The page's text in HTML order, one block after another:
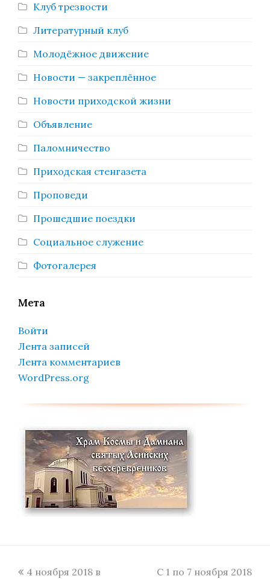
Клуб трезвости
Литературный клуб
Молодёжное движение
Новости — закреплённое
Новости приходской жизни
Объявление
Паломничество
Приходская стенгазета
Проповеди
Прошедшие поездки
Социальное служение
Фотогалерея
Мета
Войти
Лента записей
Лента комментариев
WordPress.org
previous
4 ноября 2018 в
next
С 1 по 7 ноября 2018